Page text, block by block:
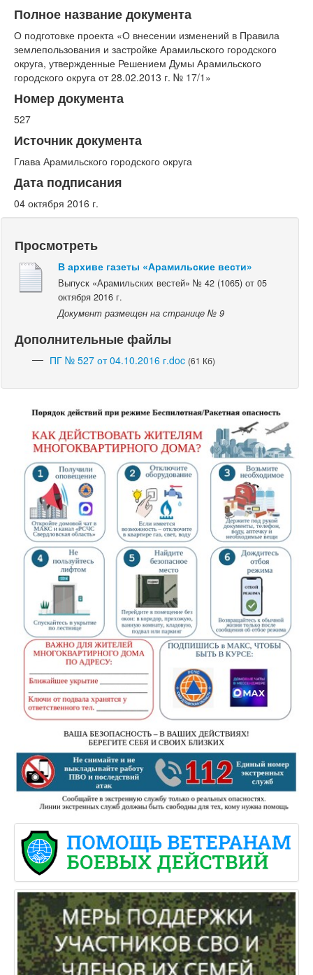
Полное название документа
О подготовке проекта «О внесении изменений в Правила
землепользования и застройке Арамильского городского
округа, утвержденные Решением Думы Арамильского
городского округа от 28.02.2013 г. № 17/1»
Номер документа
527
Источник документа
Глава Арамильского городского округа
Дата подписания
04 октября 2016 г.
Просмотреть
В архиве газеты «Арамильские вести»
Выпуск «Арамильских вестей» № 42 (1065) от 05
октября 2016 г.
Документ размещен на странице № 9
Дополнительные файлы
ПГ № 527 от 04.10.2016 г.doc (61 Кб)